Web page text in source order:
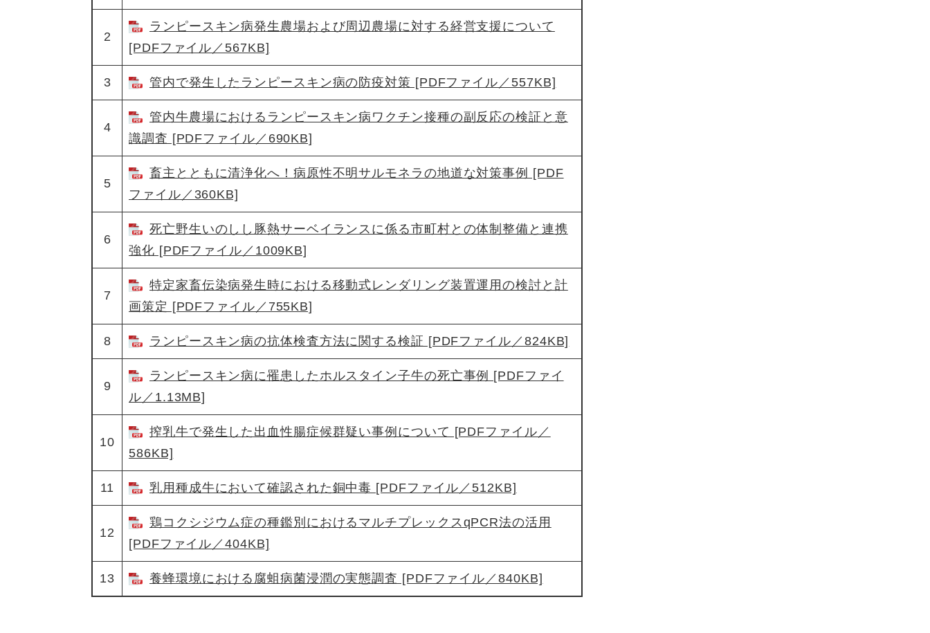
2
ランピースキン病発生農場および周辺農場に対する経営支援について
[PDFファイル／567KB]
3 管内で発生したランピースキン病の防疫対策 [PDFファイル／557KB]
4
管内牛農場におけるランピースキン病ワクチン接種の副反応の検証と意
識調査 [PDFファイル／690KB]
5
畜主とともに清浄化へ！病原性不明サルモネラの地道な対策事例 [PDF
ファイル／360KB]
6
死亡野生いのしし豚熱サーベイランスに係る市町村との体制整備と連携
強化 [PDFファイル／1009KB]
7
特定家畜伝染病発生時における移動式レンダリング装置運用の検討と計
画策定 [PDFファイル／755KB]
8 ランピースキン病の抗体検査方法に関する検証 [PDFファイル／824KB]
9
ランピースキン病に罹患したホルスタイン子牛の死亡事例 [PDFファイ
ル／1.13MB]
10
搾乳牛で発生した出血性腸症候群疑い事例について [PDFファイル／
586KB]
11 乳用種成牛において確認された銅中毒 [PDFファイル／512KB]
12
鶏コクシジウム症の種鑑別におけるマルチプレックスqPCR法の活用
[PDFファイル／404KB]
13 養蜂環境における腐蛆病菌浸潤の実態調査 [PDFファイル／840KB]